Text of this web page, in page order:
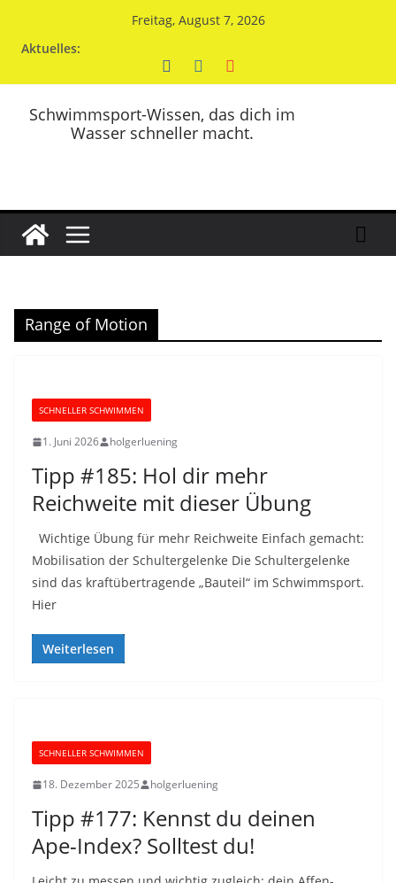
Freitag, August 7, 2026
Aktuelles:
Schwimmsport-Wissen, das dich im
Wasser schneller macht.
Range of Motion
SCHNELLER SCHWIMMEN
1. Juni 2026 holgerluening
Tipp #185: Hol dir mehr
Reichweite mit dieser Übung
Wichtige Übung für mehr Reichweite Einfach gemacht:
Mobilisation der Schultergelenke Die Schultergelenke
sind das kraftübertragende „Bauteil“ im Schwimmsport.
Hier
Weiterlesen
SCHNELLER SCHWIMMEN
18. Dezember 2025 holgerluening
Tipp #177: Kennst du deinen
Ape-Index? Solltest du!